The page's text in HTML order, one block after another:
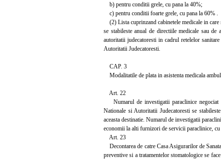
b) pentru conditii grele, cu pana la 40%;
c) pentru conditii foarte grele, cu pana la 60% .
(2) Lista cuprinzand cabinetele medicale in care
se stabileste anual de directiile medicale sau
autoritatii judecatoresti in cadrul retelelor
Autoritatii Judecatoresti.
CAP. 3
Modalitatile de plata in asistenta medicala
Art. 22
Numarul de investigatii paraclinice negociat
Nationale si Autoritatii Judecatoresti se
aceasta destinatie. Numarul de investigatii
economii la alti furnizori de servicii paraclinice, cu
Art. 23
Decontarea de catre Casa Asigurarilor de
preventive si a tratamentelor stomatologice se